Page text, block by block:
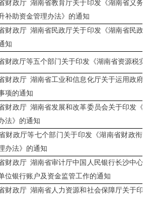
财政厅 湖南省教育厅关于印发《湖南省义务
补助资金管理办法》的通知
财政厅 湖南省民政厅关于印发《湖南省民政
知
财政厅等五个部门关于印发《湖南省资源税实
财政厅 湖南省工业和信息化厅关于运用政府
项的通知
财政厅 湖南省发展和改革委员会关于印发《
法》的通知
财政厅等七个部门关于印发《湖南省财政衔
办法》的通知
财政厅 湖南省审计厅中国人民银行长沙中心
位银行账户及资金监管工作的通知
财政厅 湖南省人力资源和社会保障厅关于印